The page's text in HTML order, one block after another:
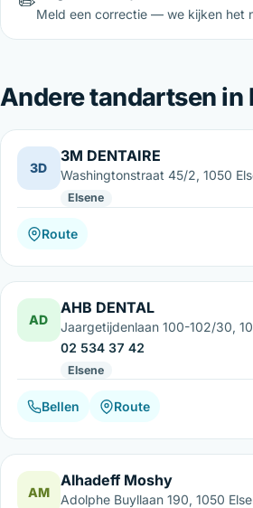
Meld een correctie — we kijken het
Andere tandartsen in
3D
3M DENTAIRE
Washingtonstraat 45/2, 1050
Elsene
Route
AD
AHB DENTAL
Jaargetijdenlaan 100-102/30,
02 534 37 42
Elsene
Bellen Route
AM
Alhadeff Moshy
Adolphe Buyllaan 190, 1050